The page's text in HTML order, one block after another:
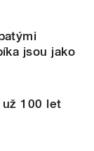
jsou jako
už 100 let